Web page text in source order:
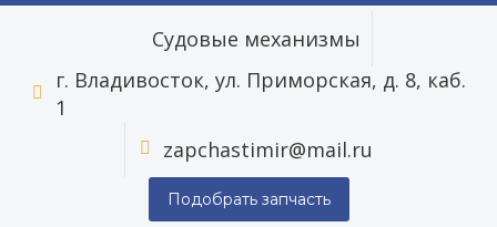
Судовые механизмы


г. Владивосток, ул. Приморская, д. 8, каб.
1

 zapchastimir@mail.ru
Подобрать запчасть